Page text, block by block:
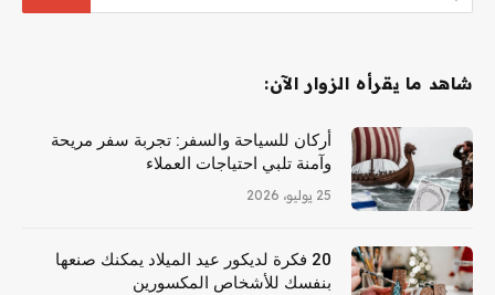
شاهد ما يقرأه الزوار الآن:
أركان للسياحة والسفر: تجربة سفر مريحة
وآمنة تلبي احتياجات العملاء
25 يوليو، 2026
20 فكرة لديكور عيد الميلاد يمكنك صنعها
بنفسك للأشخاص المكسورين